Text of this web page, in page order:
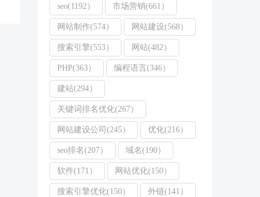
seo(1192） 市场营销(661）
网站制作(574） 网站建设(568）
搜索引擎(553） 网站(482）
PHP(363） 编程语言(346）
建站(294）
关键词排名优化(267）
网站建设公司(245） 优化(216）
seo排名(207） 域名(190）
软件(171） 网站优化(150）
搜索引擎优化(150） 外链(141）